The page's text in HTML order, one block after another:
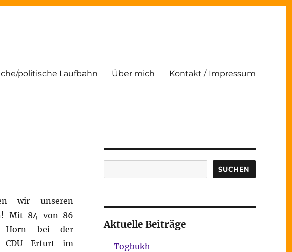
politische Laufbahn Über mich Kontakt / Impressum
wir unseren
Mit 84 von 86
Horn bei der
CDU Erfurt im
SUCHEN
Aktuelle Beiträge
Togbukh